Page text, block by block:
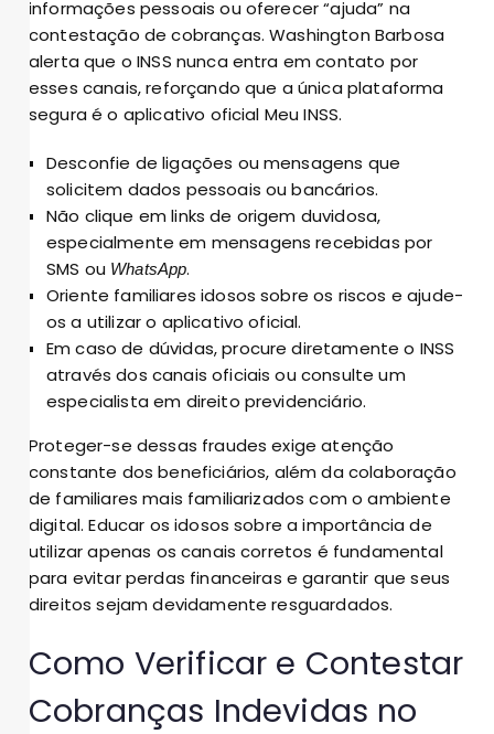
informações pessoais ou oferecer “ajuda” na
contestação de cobranças. Washington Barbosa
alerta que o INSS nunca entra em contato por
esses canais, reforçando que a única plataforma
segura é o aplicativo oficial Meu INSS.
Desconfie de ligações ou mensagens que
solicitem dados pessoais ou bancários.
Não clique em links de origem duvidosa,
especialmente em mensagens recebidas por
SMS ou WhatsApp.
Oriente familiares idosos sobre os riscos e ajude-
os a utilizar o aplicativo oficial.
Em caso de dúvidas, procure diretamente o INSS
através dos canais oficiais ou consulte um
especialista em direito previdenciário.
Proteger-se dessas fraudes exige atenção
constante dos beneficiários, além da colaboração
de familiares mais familiarizados com o ambiente
digital. Educar os idosos sobre a importância de
utilizar apenas os canais corretos é fundamental
para evitar perdas financeiras e garantir que seus
direitos sejam devidamente resguardados.
Como Verificar e Contestar
Cobranças Indevidas no